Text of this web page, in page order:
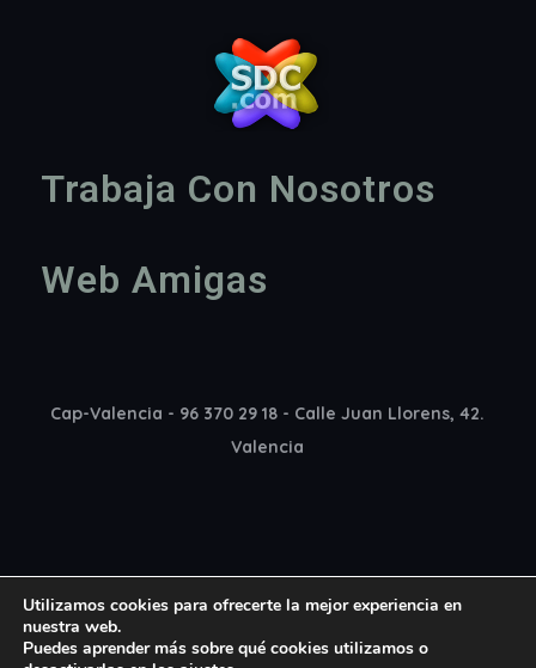
Trabaja Con Nosotros
Web Amigas
Cap-Valencia - 96 370 29 18 - Calle Juan Llorens, 42.
Valencia
Utilizamos cookies para ofrecerte la mejor experiencia en
nuestra web.
Puedes aprender más sobre qué cookies utilizamos o